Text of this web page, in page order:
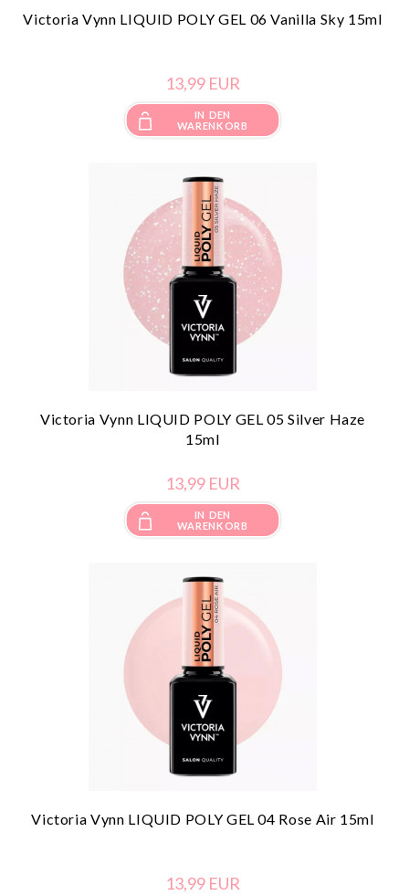
Victoria Vynn LIQUID POLY GEL 06 Vanilla Sky 15ml
13,99 EUR
IN DEN
WARENKORB
Victoria Vynn LIQUID POLY GEL 05 Silver Haze
15ml
13,99 EUR
IN DEN
WARENKORB
Victoria Vynn LIQUID POLY GEL 04 Rose Air 15ml
13,99 EUR